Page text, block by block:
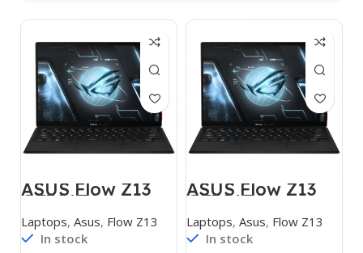
ASUS Flow Z13
GZ301ZA-
LD049WS
Laptops, Asus, Flow Z13
In stock
ASUS Flow Z13
GZ301ZC-
LD123WS
Laptops, Asus, Flow Z13
In stock